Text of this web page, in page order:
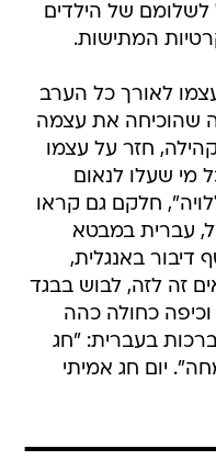
לשלומם של הילדים
המתישות.
לאורך כל הערב
שהוכיחה את עצמה
חזר על עצמו
מי שעלו לנאום
חלקם גם קראו
עברית במבטא
באנגלית,
זה לזה, לבוש בבגד
כחולה כהה
בעברית: "חג
יום חג אמיתי